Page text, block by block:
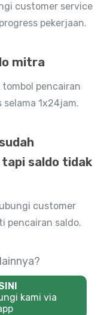
customer service
pekerjaan.
mitra
pencairan
1x24jam.
saldo tidak
customer
pencairan saldo.
kami via